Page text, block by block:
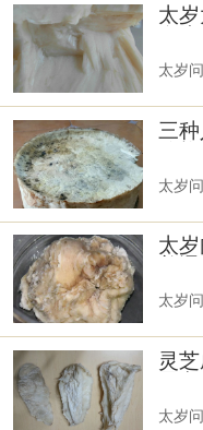
太
太岁
三
太岁
太
太岁
灵
太岁